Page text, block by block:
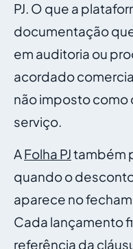
PJ. O que a
documentação
em auditoria ou
acordado
não imposto
serviço.
AFolha PJtambém
quando o
aparece no
Cada lançamento
referência da